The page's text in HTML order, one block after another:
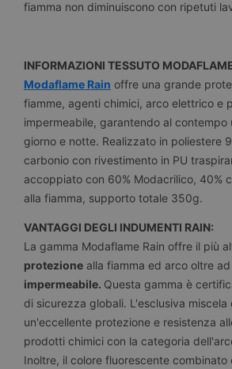
fiamma non diminuiscono con ripetuti
INFORMAZIONI TESSUTO
Modaflame Rain offre una grande
fiamme, agenti chimici, arco elettrico e
impermeabile, garantendo al contempo
giorno e notte. Realizzato in poliestere
carbonio con rivestimento in PU
accoppiato con 60% Modacrilico, 40%
alla fiamma, supporto totale 350g.
VANTAGGI DEGLI INDUMENTI RAIN:
La gamma Modaflame Rain offre il più
protezione alla fiamma ed arco oltre
impermeabile. Questa gamma è
di sicurezza globali. L'esclusiva
un'eccellente protezione e resistenza
prodotti chimici con la categoria
Inoltre, il colore fluorescente combinato